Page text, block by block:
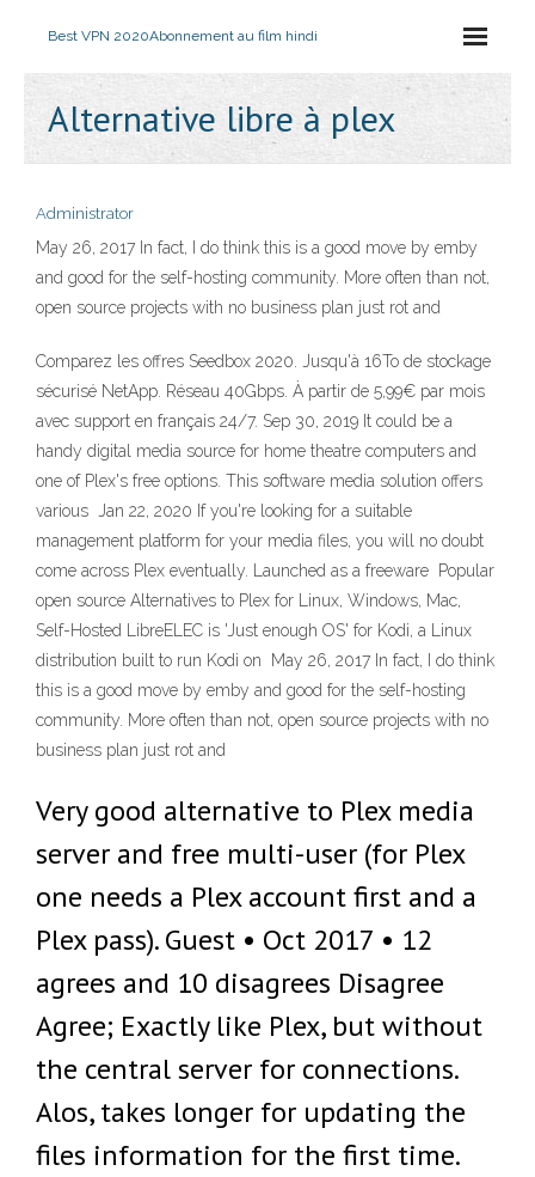
Best VPN 2020Abonnement au film hindi
Alternative libre à plex
Administrator
May 26, 2017 In fact, I do think this is a good move by emby
and good for the self-hosting community. More often than not,
open source projects with no business plan just rot and
Comparez les offres Seedbox 2020. Jusqu'à 16To de stockage
sécurisé NetApp. Réseau 40Gbps. À partir de 5,99€ par mois
avec support en français 24/7. Sep 30, 2019 It could be a
handy digital media source for home theatre computers and
one of Plex's free options. This software media solution offers
various Jan 22, 2020 If you're looking for a suitable
management platform for your media files, you will no doubt
come across Plex eventually. Launched as a freeware Popular
open source Alternatives to Plex for Linux, Windows, Mac,
Self-Hosted LibreELEC is 'Just enough OS' for Kodi, a Linux
distribution built to run Kodi on May 26, 2017 In fact, I do think
this is a good move by emby and good for the self-hosting
community. More often than not, open source projects with no
business plan just rot and
Very good alternative to Plex media
server and free multi-user (for Plex
one needs a Plex account first and a
Plex pass). Guest • Oct 2017 • 12
agrees and 10 disagrees Disagree
Agree; Exactly like Plex, but without
the central server for connections.
Alos, takes longer for updating the
files information for the first time.